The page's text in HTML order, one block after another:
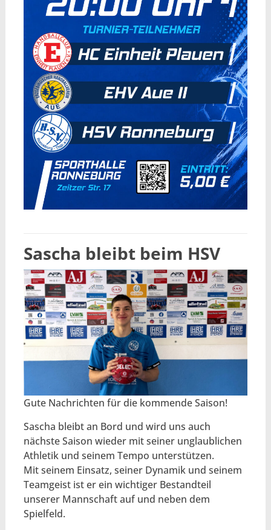
Sascha bleibt beim HSV
Gute Nachrichten für die kommende Saison!
Sascha bleibt an Bord und wird uns auch
nächste Saison wieder mit seiner unglaublichen
Athletik und seinem Tempo unterstützen.
Mit seinem Einsatz, seiner Dynamik und seinem
Teamgeist ist er ein wichtiger Bestandteil
unserer Mannschaft auf und neben dem
Spielfeld.